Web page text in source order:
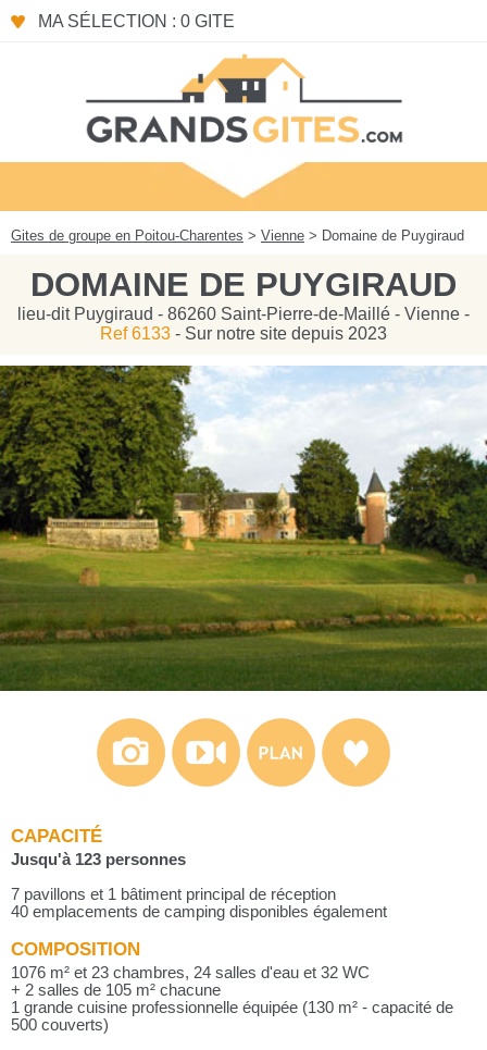
MA SÉLECTION : 0 GITE
Gites de groupe en Poitou-Charentes > Vienne > Domaine de Puygiraud
DOMAINE DE PUYGIRAUD
lieu-dit Puygiraud - 86260 Saint-Pierre-de-Maillé - Vienne -
Ref 6133 - Sur notre site depuis 2023
CAPACITÉ
Jusqu'à 123 personnes
7 pavillons et 1 bâtiment principal de réception
40 emplacements de camping disponibles également
COMPOSITION
1076 m² et 23 chambres, 24 salles d'eau et 32 WC
+ 2 salles de 105 m² chacune
1 grande cuisine professionnelle équipée (130 m² - capacité de
500 couverts)
Panneau de gestion des cookies